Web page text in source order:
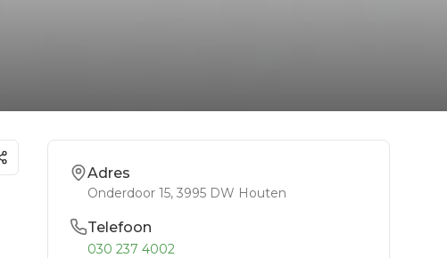
Adres
Onderdoor 15, 3995 DW Houten
Telefoon
030 237 4002